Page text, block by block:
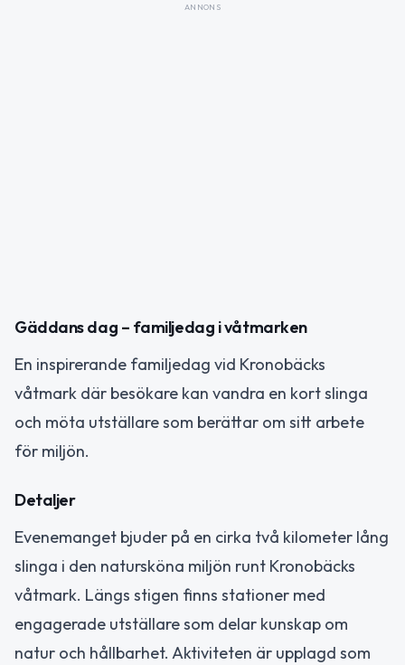
ANNONS
Gäddans dag – familjedag i våtmarken
En inspirerande familjedag vid Kronobäcks
våtmark där besökare kan vandra en kort slinga
och möta utställare som berättar om sitt arbete
för miljön.
Detaljer
Evenemanget bjuder på en cirka två kilometer lång
slinga i den natursköna miljön runt Kronobäcks
våtmark. Längs stigen finns stationer med
engagerade utställare som delar kunskap om
natur och hållbarhet. Aktiviteten är upplagd som